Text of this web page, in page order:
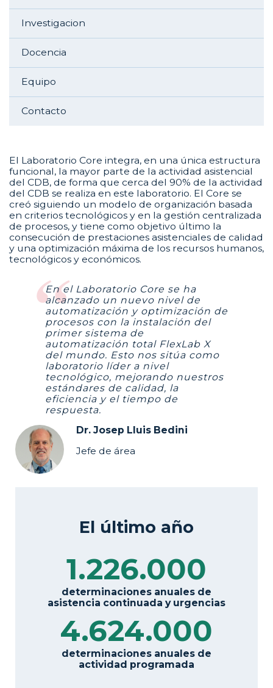
Investigacion
Docencia
Equipo
Contacto
El Laboratorio Core integra, en una única estructura
funcional, la mayor parte de la actividad asistencial
del CDB, de forma que cerca del 90% de la actividad
del CDB se realiza en este laboratorio. El Core se
creó siguiendo un modelo de organización basada
en criterios tecnológicos y en la gestión centralizada
de procesos, y tiene como objetivo último la
consecución de prestaciones asistenciales de calidad
y una optimización máxima de los recursos humanos,
tecnológicos y económicos.
En el Laboratorio Core se ha
alcanzado un nuevo nivel de
automatización y optimización de
procesos con la instalación del
primer sistema de
automatización total FlexLab X
del mundo. Esto nos sitúa como
laboratorio líder a nivel
tecnológico, mejorando nuestros
estándares de calidad, la
eficiencia y el tiempo de
respuesta.
Dr. Josep Lluis Bedini
Jefe de área
El último año
1.226.000
determinaciones anuales de
asistencia continuada y urgencias
4.624.000
determinaciones anuales de
actividad programada